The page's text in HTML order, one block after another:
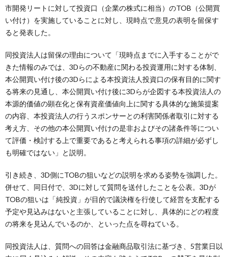
市開発リートに対して投資口（企業の株式に相当）のTOB（公開買
い付け）を実施していることに対し、現時点で意見の表明を留保す
ると発表した。
同投資法人は留保の理由について「現時点までに入手することがで
きた情報のみでは、3Dらの不動産に関わる投資運用に対する体制、
本公開買い付け後の3Dらによる本投資法人投資口の保有目的に関す
る将来の見通し、本公開買い付け後に3Dらが企図する本投資法人の
本源的価値の顕在化と保有資産価値向上に関する具体的な施策提案
の内容、本投資法人の行うスポンサーとの利害関係者取引に対する
考え方、その他の本公開買い付けの是非およびその諸条件等につい
て評価・検討する上で重要であると考えられる事項の詳細が必ずし
も明確ではない」と説明。
引き続き、3D側にTOBの狙いなどの説明を求める姿勢を強調した。
併せて、同日付で、3Dに対して質問を送付したことを公表。3Dが
TOBの狙いは「純投資」が目的で議決権を行使して経営を支配する
予定や見込みはないと主張していることに対し、具体的にどの程度
の将来を見込んでいるのか、といった点を尋ねている。
同投資法人は、質問への回答は金融商品取引法に基づき、5営業日以